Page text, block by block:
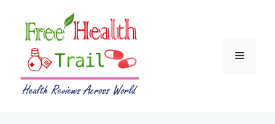
content
Menu